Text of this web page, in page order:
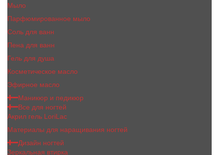
Мыло
Парфюмированное мыло
Соль для ванн
Пена для ванн
Гель для душа
Косметическое масло
Эфирное масло
Маникюр и педикюр
Все для ногтей
Акрил гель LoriLac
Материалы для наращивания ногтей
Дизайн ногтей
Зеркальная втирка